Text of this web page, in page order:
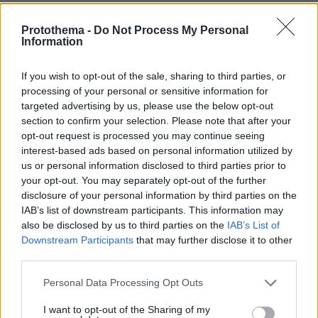
Protothema - Do Not Process My Personal
Information
If you wish to opt-out of the sale, sharing to third parties, or
processing of your personal or sensitive information for
targeted advertising by us, please use the below opt-out
section to confirm your selection. Please note that after your
opt-out request is processed you may continue seeing
interest-based ads based on personal information utilized by
us or personal information disclosed to third parties prior to
your opt-out. You may separately opt-out of the further
disclosure of your personal information by third parties on the
IAB’s list of downstream participants. This information may
also be disclosed by us to third parties on the IAB’s List of
Downstream Participants that may further disclose it to other
Please note that this website/app uses one or more Google
not limited to your visit or usage behaviour. You may click to
Personal Data Processing Opt Outs
I want to opt-out of the Sharing of my
Η απογοήτευση της Μπρίτνεϊ Σπίαρς μετά από μπότοξ:
Κορίτσια πρέπει να είστε προσεκτικές, δεν μπορείς να
εμπιστευτείς κανέναν
Απαγορεύτηκε η κολύμβηση στο Αρδάνι της Καρπάθου
γιατί εντοπίστηκαν παλιά πυρομαχικά
Η Ισπανία έλεγξε περίπου 200 αφίξεις ταξιδιωτών από
την Ιταλία εν μέσω της διαμάχης για τη Σένγκεν
πριν μία ώρα
Το αγαπημένο τρόφιμο που περιέχει 45 φορές
περισσότερα μικροπλαστικά από ένα πλαστικό μπουκάλι
πριν μία ώρα
ΔΕΙΤΕ ΟΛΕΣ ΤΙΣ ΕΙΔΗΣΕΙΣ